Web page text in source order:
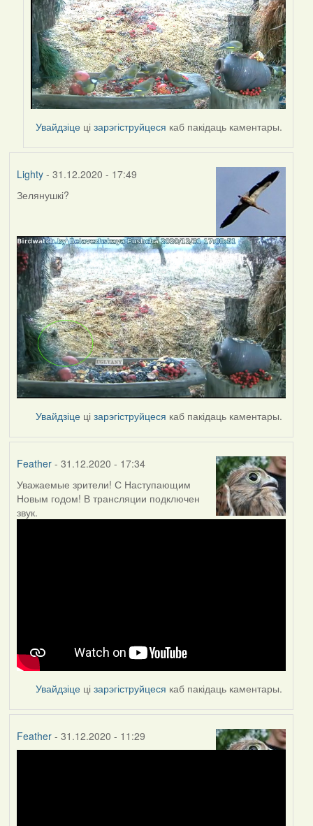
Увайдзіце цізарэгіструйцеся каб пакідаць каментары.
Lighty- 31.12.2020 - 17:49
Зелянушкі?
Увайдзіце цізарэгіструйцеся каб пакідаць каментары.
Feather- 31.12.2020 - 17:34
Уважаемые зрители! С Наступающим
Новым годом! В трансляции подключен
звук.
Увайдзіце цізарэгіструйцеся каб пакідаць каментары.
Feather- 31.12.2020 - 11:29